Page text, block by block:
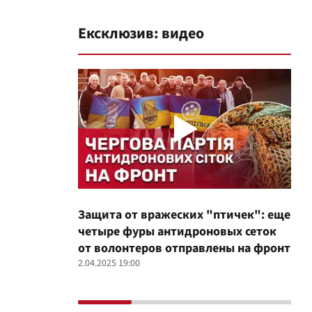
Ексклюзив: видео
Защита от вражеских "птичек": еще
четыре фуры антидроновых сеток
от волонтеров отправлены на фронт
2.04.2025 19:00